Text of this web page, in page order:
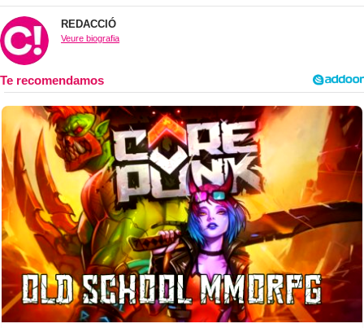
REDACCIÓ
Veure biografia